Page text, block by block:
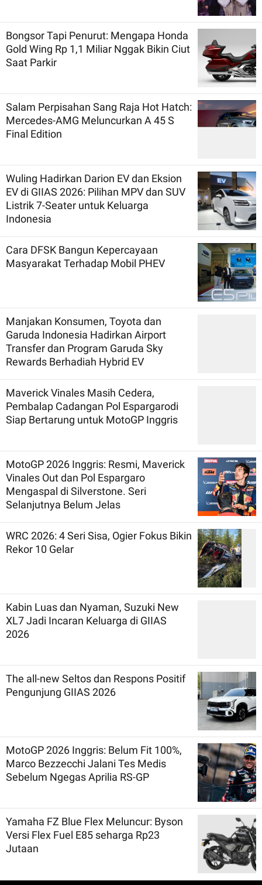
Bongsor Tapi Penurut: Mengapa Honda
Gold Wing Rp 1,1 Miliar Nggak Bikin Ciut
Saat Parkir
Salam Perpisahan Sang Raja Hot Hatch:
Mercedes-AMG Meluncurkan A 45 S
Final Edition
Wuling Hadirkan Darion EV dan Eksion
EV di GIIAS 2026: Pilihan MPV dan SUV
Listrik 7-Seater untuk Keluarga
Indonesia
Cara DFSK Bangun Kepercayaan
Masyarakat Terhadap Mobil PHEV
Manjakan Konsumen, Toyota dan
Garuda Indonesia Hadirkan Airport
Transfer dan Program Garuda Sky
Rewards Berhadiah Hybrid EV
Maverick Vinales Masih Cedera,
Pembalap Cadangan Pol Espargarodi
Siap Bertarung untuk MotoGP Inggris
MotoGP 2026 Inggris: Resmi, Maverick
Vinales Out dan Pol Espargaro
Mengaspal di Silverstone. Seri
Selanjutnya Belum Jelas
WRC 2026: 4 Seri Sisa, Ogier Fokus Bikin
Rekor 10 Gelar
Kabin Luas dan Nyaman, Suzuki New
XL7 Jadi Incaran Keluarga di GIIAS
2026
The all-new Seltos dan Respons Positif
Pengunjung GIIAS 2026
MotoGP 2026 Inggris: Belum Fit 100%,
Marco Bezzecchi Jalani Tes Medis
Sebelum Ngegas Aprilia RS-GP
Yamaha FZ Blue Flex Meluncur: Byson
Versi Flex Fuel E85 seharga Rp23
Jutaan